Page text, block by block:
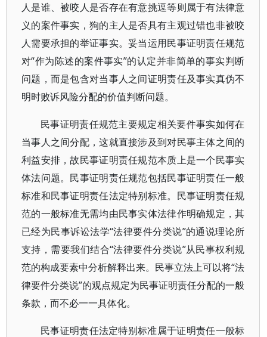
人是谁、被咬人是否存在有意挑逗等则属于有法律意
义的案件事实，狗的主人是否具有主观过错也非被咬
人需要承担的举证事实。妥当运用民事证明责任规范
对“作为陈述的案件事实”的认定并非简单的事实判断
问题，而是包含对当事人之间证明责任及事实真伪不
明时败诉风险分配的价值判断问题。
民事证明责任规范主要规定相关要件事实如何在
当事人之间分配，这就直接涉及到对民事主体之间的
利益安排，故民事证明责任规范本质上是一个民事实
体法问题。民事证明责任规范包括民事证明责任一般
标准和民事证明责任法定特别标准。民事证明责任规
范的一般标准无需均由民事实体法律作明确规定，其
已经为民事诉讼法学“法律要件分类说”的通说理论所
支持，需要我们结合“法律要件分类说”从民事权利规
范的构成要素中分析解释出来。民事立法上可以将“法
律要件分类说”的观点规定为民事证明责任分配的一般
条款，而不必一一具体化。
民事证明责任法定特别标准属于证明责任一般标